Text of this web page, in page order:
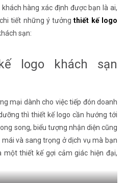
hàng xác định được bạn là ai,
tiết những ý tưởngthiết kế logo
sạn:
logo khách sạn
mại dành cho việc tiếp đón doanh
thì thiết kế logo cần hướng tới
song, biểu tượng nhận diện cũng
và sang trọng ở dịch vụ mà bạn
một thiết kế gợi cảm giác hiện đại,